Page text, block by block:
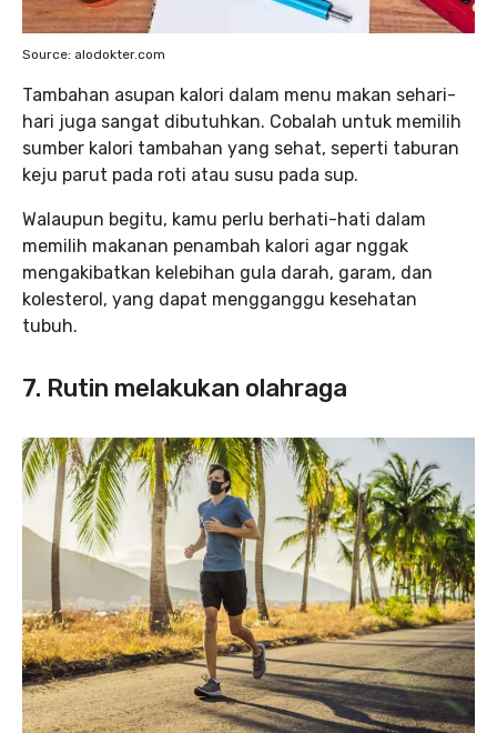
Source: alodokter.com
Tambahan asupan kalori dalam menu makan sehari-
hari juga sangat dibutuhkan. Cobalah untuk memilih
sumber kalori tambahan yang sehat, seperti taburan
keju parut pada roti atau susu pada sup.
Walaupun begitu, kamu perlu berhati-hati dalam
memilih makanan penambah kalori agar nggak
mengakibatkan kelebihan gula darah, garam, dan
kolesterol, yang dapat mengganggu kesehatan
tubuh.
7. Rutin melakukan olahraga